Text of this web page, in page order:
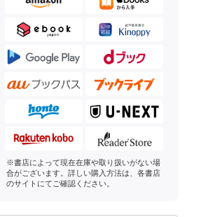
※書店によって現在在庫や取り扱いがない場
合がございます。詳しい購入方法は、各書店
のサイトにてご確認ください。